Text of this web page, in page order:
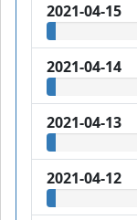
2021-04-15
2021-04-14
2021-04-13
2021-04-12